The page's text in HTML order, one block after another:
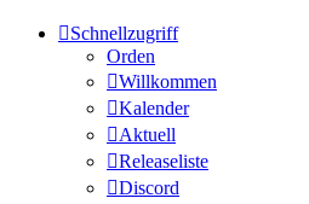
Schnellzugriff
Orden
Willkommen
Kalender
Aktuell
Releaseliste
Discord